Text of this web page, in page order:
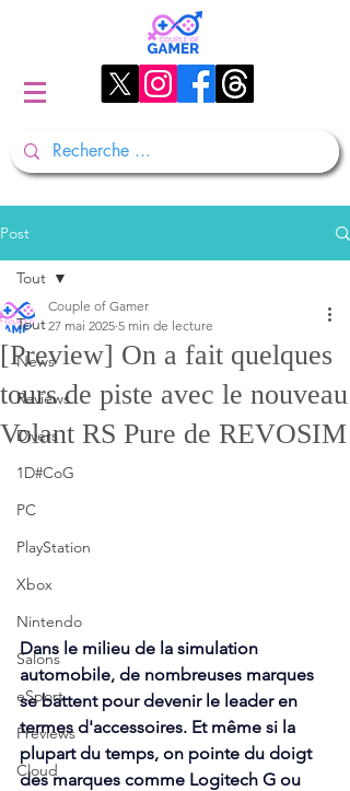
Post
Tout
News
Reviews
Divers
1D#CoG
PC
PlayStation
Xbox
Nintendo
Salons
eSport
Previews
Cloud
Tout
[Preview] On a fait quelques
tours de piste avec le nouveau
Volant RS Pure de REVOSIM
Couple of Gamer
27 mai 2025 5 min de lecture
Dans le milieu de la simulation
automobile, de nombreuses marques
se battent pour devenir le leader en
termes d'accessoires. Et même si la
plupart du temps, on pointe du doigt
des marques comme Logitech G ou